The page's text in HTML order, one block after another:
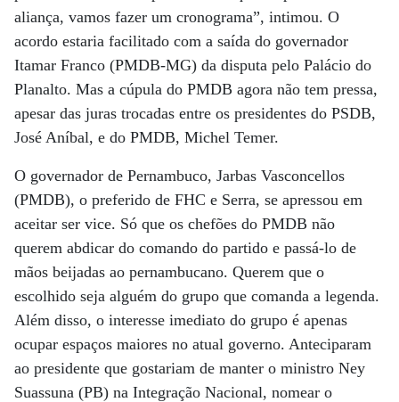
aliança, vamos fazer um cronograma”, intimou. O
acordo estaria facilitado com a saída do governador
Itamar Franco (PMDB-MG) da disputa pelo Palácio do
Planalto. Mas a cúpula do PMDB agora não tem pressa,
apesar das juras trocadas entre os presidentes do PSDB,
José Aníbal, e do PMDB, Michel Temer.
O governador de Pernambuco, Jarbas Vasconcellos
(PMDB), o preferido de FHC e Serra, se apressou em
aceitar ser vice. Só que os chefões do PMDB não
querem abdicar do comando do partido e passá-lo de
mãos beijadas ao pernambucano. Querem que o
escolhido seja alguém do grupo que comanda a legenda.
Além disso, o interesse imediato do grupo é apenas
ocupar espaços maiores no atual governo. Anteciparam
ao presidente que gostariam de manter o ministro Ney
Suassuna (PB) na Integração Nacional, nomear o